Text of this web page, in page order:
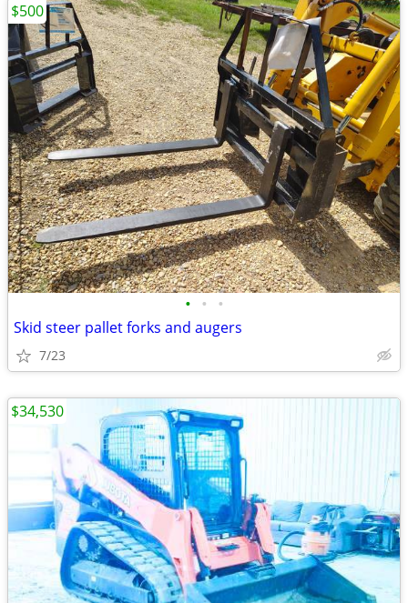
• • •
Skid steer pallet forks and augers
7/23
$500
$34,530